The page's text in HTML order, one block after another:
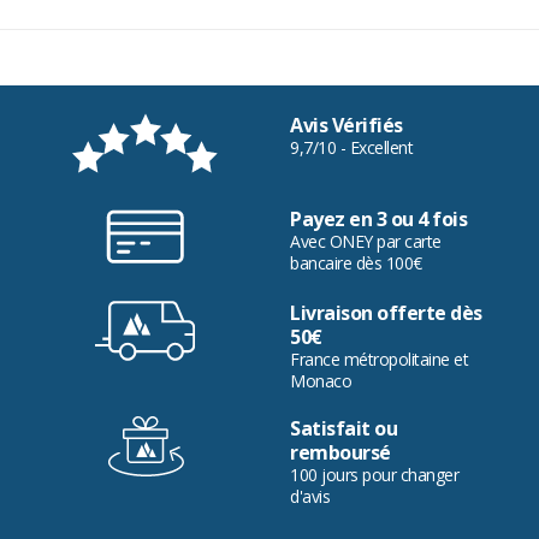
Avis Vérifiés
9,7/10 - Excellent
Payez en 3 ou 4 fois
Avec ONEY par carte
bancaire dès 100€
Livraison offerte dès
50€
France métropolitaine et
Monaco
Satisfait ou
remboursé
100 jours pour changer
d'avis